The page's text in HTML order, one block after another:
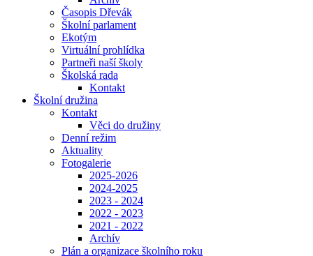
Časopis Dřevák
Školní parlament
Ekotým
Virtuální prohlídka
Partneři naší školy
Školská rada
Kontakt
Školní družina
Kontakt
Věci do družiny
Denní režim
Aktuality
Fotogalerie
2025-2026
2024-2025
2023 - 2024
2022 - 2023
2021 - 2022
Archív
Plán a organizace školního roku